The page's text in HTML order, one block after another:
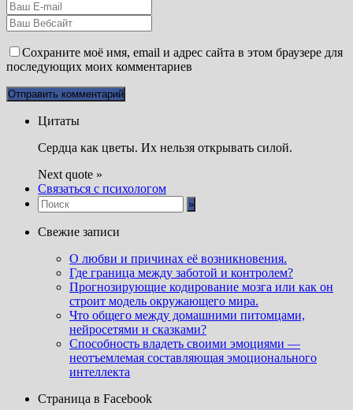
Сохраните моё имя, email и адрес сайта в этом браузере для
последующих моих комментариев
Цитаты
Сердца как цветы. Их нельзя открывать силой.
Next quote »
Связаться с психологом
Свежие записи
О любви и причинах её возникновения.
Где граница между заботой и контролем?
Прогнозирующие кодирование мозга или как он
строит модель окружающего мира.
Что общего между домашними питомцами,
нейросетями и сказками?
Способность владеть своими эмоциями —
неотъемлемая составляющая эмоционального
интеллекта
Страница в Facebook